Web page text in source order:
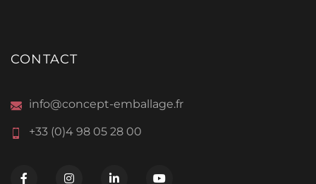
CONTACT
info@concept-emballage.fr
+33 (0)4 98 05 28 00